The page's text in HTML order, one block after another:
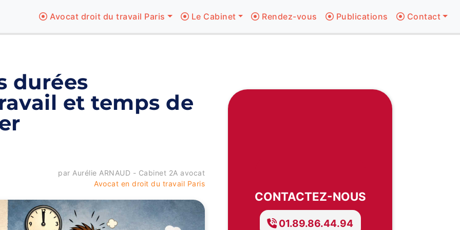
Avocat droit du travail Paris Le Cabinet Rendez-vous Publications Contact
durées
et temps de
par Aurélie ARNAUD - Cabinet 2A avocat
Avocat en droit du travail Paris
CONTACTEZ-NOUS
01.89.86.44.94